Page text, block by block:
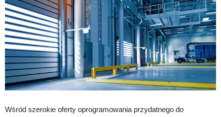
Wśród szerokie oferty oprogramowania przydatnego do